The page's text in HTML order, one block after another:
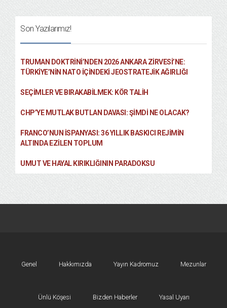
Son Yazılarımız!
TRUMAN DOKTRINI’NDEN 2026 ANKARA ZIRVESI’NE:
TÜRKIYE’NIN NATO İÇINDEKI JEOSTRATEJIK AĞIRLIĞI
SEÇIMLER VE BIRAKABILMEK: KÖR TALIH
CHP’YE MUTLAK BUTLAN DAVASI: ŞİMDİ NE OLACAK?
FRANCO’NUN İSPANYASI: 36 YILLIK BASKICI REJIMIN
ALTINDA EZILEN TOPLUM
UMUT VE HAYAL KIRIKLIĞININ PARADOKSU
Genel Hakkımızda Yayın Kadromuz Mezunlar
Ünlü Köşesi Bizden Haberler Yasal Uyarı